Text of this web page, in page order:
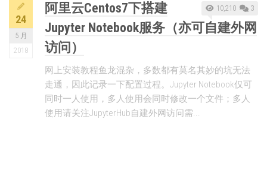
24
5 月
2018
10,210 3
阿里云Centos7下搭建
Jupyter Notebook服务（亦可自建外网
访问）
网上安装教程鱼龙混杂，多数都有莫名其妙的坑无法
走通，因此记录一下配置过程。Jupyter Notebook仅可
同时一人使用，多人使用会同时修改一个文件；多人
使用请关注JupyterHub自建外网访问需...